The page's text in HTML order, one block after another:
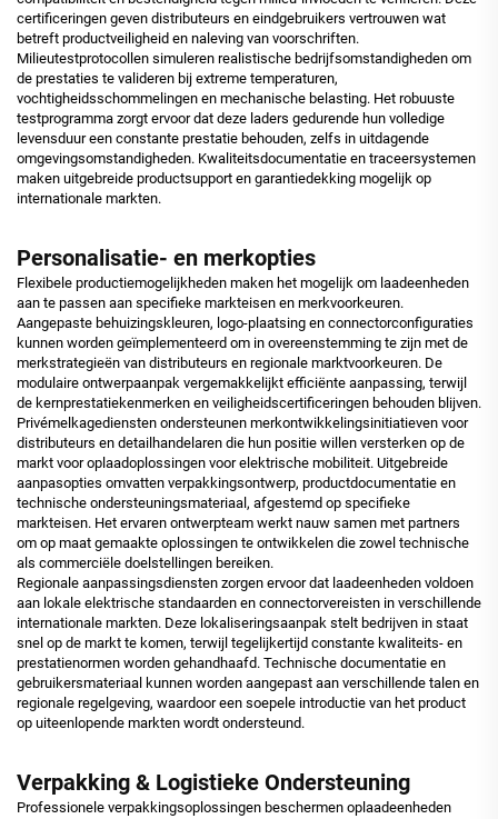
certificeringen geven distributeurs en eindgebruikers vertrouwen wat
betreft productveiligheid en naleving van voorschriften.
Milieutestprotocollen simuleren realistische bedrijfsomstandigheden om
de prestaties te valideren bij extreme temperaturen,
vochtigheidsschommelingen en mechanische belasting. Het robuuste
testprogramma zorgt ervoor dat deze laders gedurende hun volledige
levensduur een constante prestatie behouden, zelfs in uitdagende
omgevingsomstandigheden. Kwaliteitsdocumentatie en traceersystemen
maken uitgebreide productsupport en garantiedekking mogelijk op
internationale markten.
Personalisatie- en merkopties
Flexibele productiemogelijkheden maken het mogelijk om laadeenheden
aan te passen aan specifieke markteisen en merkvoorkeuren.
Aangepaste behuizingskleuren, logo-plaatsing en connectorconfiguraties
kunnen worden geïmplementeerd om in overeenstemming te zijn met de
merkstrategieën van distributeurs en regionale marktvoorkeuren. De
modulaire ontwerpaanpak vergemakkelijkt efficiënte aanpassing, terwijl
de kernprestatiekenmerken en veiligheidscertificeringen behouden blijven.
Privémelkagediensten ondersteunen merkontwikkelingsinitiatieven voor
distributeurs en detailhandelaren die hun positie willen versterken op de
markt voor oplaadoplossingen voor elektrische mobiliteit. Uitgebreide
aanpasopties omvatten verpakkingsontwerp, productdocumentatie en
technische ondersteuningsmateriaal, afgestemd op specifieke
markteisen. Het ervaren ontwerpteam werkt nauw samen met partners
om op maat gemaakte oplossingen te ontwikkelen die zowel technische
als commerciële doelstellingen bereiken.
Regionale aanpassingsdiensten zorgen ervoor dat laadeenheden voldoen
aan lokale elektrische standaarden en connectorvereisten in verschillende
internationale markten. Deze lokaliseringsaanpak stelt bedrijven in staat
snel op de markt te komen, terwijl tegelijkertijd constante kwaliteits- en
prestatienormen worden gehandhaafd. Technische documentatie en
gebruikersmateriaal kunnen worden aangepast aan verschillende talen en
regionale regelgeving, waardoor een soepele introductie van het product
op uiteenlopende markten wordt ondersteund.
Verpakking & Logistieke Ondersteuning
Professionele verpakkingsoplossingen beschermen oplaadeenheden